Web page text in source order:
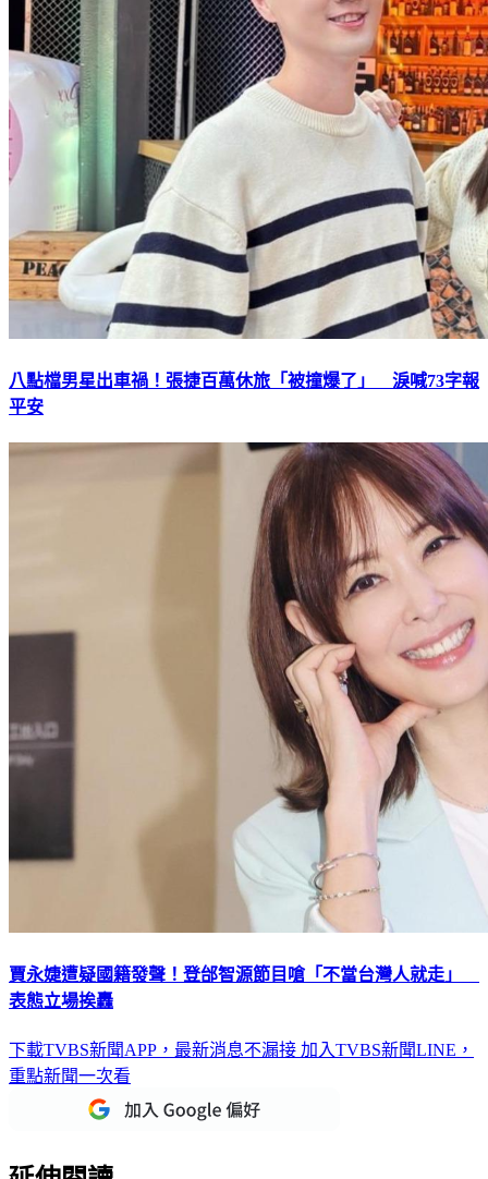
八點檔男星出車禍！張捷百萬休旅「被撞爆了」 淚喊73字報
平安
賈永婕遭疑國籍發聲！登邰智源節目嗆「不當台灣人就走」
表態立場挨轟
下載TVBS新聞APP，最新消息不漏接 加入TVBS新聞LINE，
重點新聞一次看